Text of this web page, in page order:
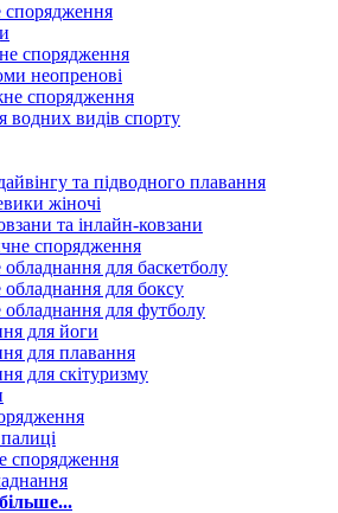
спорядження
неопренові
спорядження
водних видів спорту
та підводного плавання
жіночі
та інлайн-ковзани
спорядження
для баскетболу
для боксу
для футболу
для йоги
для плавання
для скітуризму
спорядження